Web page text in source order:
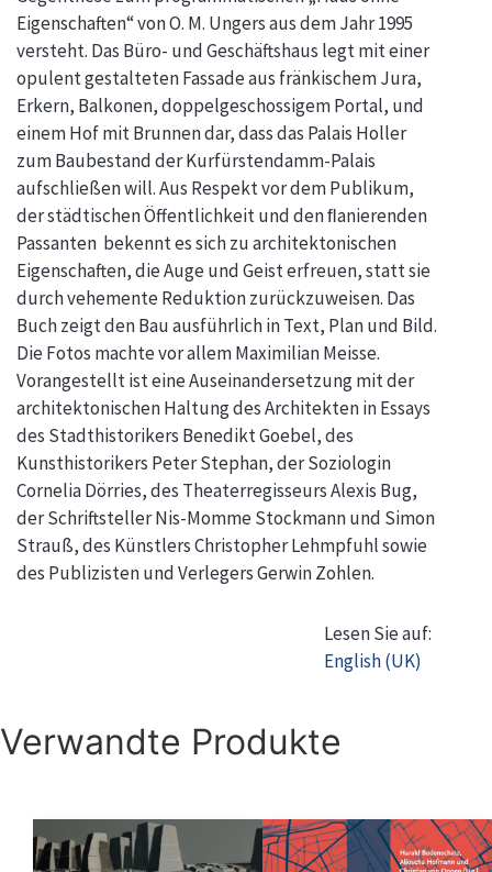
Eigenschaften“ von O. M. Ungers aus dem Jahr 1995
versteht. Das Büro- und Geschäftshaus legt mit einer
opulent gestalteten Fassade aus fränkischem Jura,
Erkern, Balkonen, doppelgeschossigem Portal, und
einem Hof mit Brunnen dar, dass das Palais Holler
zum Baubestand der Kurfürstendamm-Palais
aufschließen will. Aus Respekt vor dem Publikum,
der städtischen Öffentlichkeit und den ﬂanierenden
Passanten bekennt es sich zu architektonischen
Eigenschaften, die Auge und Geist erfreuen, statt sie
durch vehemente Reduktion zurückzuweisen. Das
Buch zeigt den Bau ausführlich in Text, Plan und Bild.
Die Fotos machte vor allem Maximilian Meisse.
Vorangestellt ist eine Auseinandersetzung mit der
architektonischen Haltung des Architekten in Essays
des Stadthistorikers Benedikt Goebel, des
Kunsthistorikers Peter Stephan, der Soziologin
Cornelia Dörries, des Theaterregisseurs Alexis Bug,
der Schriftsteller Nis-Momme Stockmann und Simon
Strauß, des Künstlers Christopher Lehmpfuhl sowie
des Publizisten und Verlegers Gerwin Zohlen.
Lesen Sie auf:
English (UK)
Verwandte Produkte